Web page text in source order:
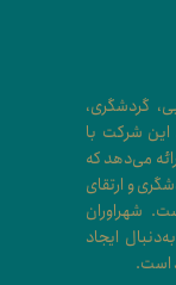
گردشگری،
این شرکت با
می‌دهد که
و ارتقای
شهراوران
ایجاد
است.​​​​​​​